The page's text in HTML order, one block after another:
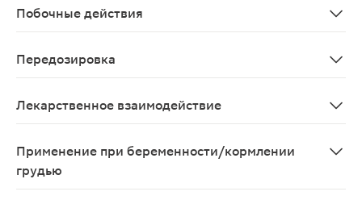
Побочные действия
Передозировка
Лекарственное взаимодействие
Применение при беременности/кормлении
грудью